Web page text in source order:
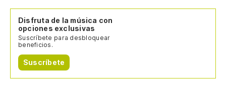
Disfruta de la música con
opciones exclusivas
Suscríbete para desbloquear
beneficios.
Suscríbete